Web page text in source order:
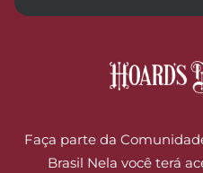
Faça parte da
Brasil Nela você terá